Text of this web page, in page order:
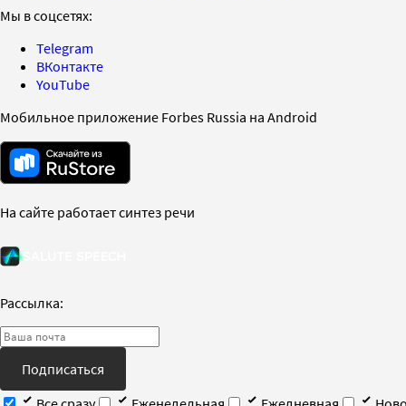
Мы в соцсетях:
Telegram
ВКонтакте
YouTube
Мобильное приложение Forbes Russia на Android
На сайте работает синтез речи
Рассылка:
Подписаться